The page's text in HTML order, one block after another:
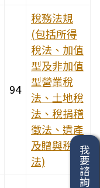
94
稅務法規
(包括所得
稅法、加值
型及非加值
型營業稅
法、土地稅
法、稅捐稽
徵法、遺產
及贈與稅
法)
我要諮詢